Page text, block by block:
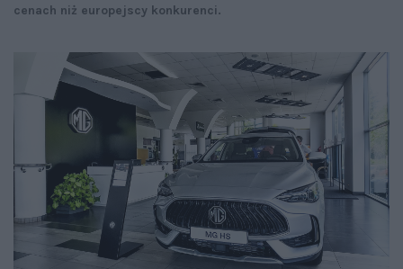
cenach niż europejscy konkurenci.